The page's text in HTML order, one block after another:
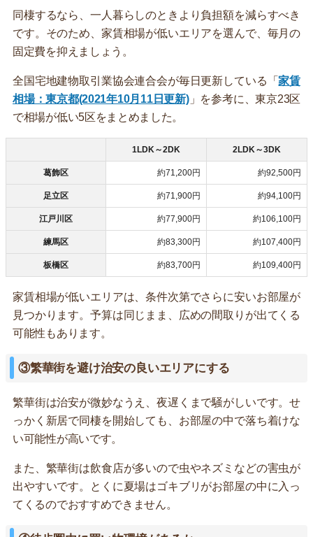
同棲するなら、一人暮らしのときより負担額を減らすべき
です。そのため、家賃相場が低いエリアを選んで、毎月の
固定費を抑えましょう。
全国宅地建物取引業協会連合会が毎日更新している「家賃
相場：東京都(2021年10月11日更新)」を参考に、東京23区
で相場が低い5区をまとめました。
1LDK～2DK 2LDK～3DK
葛飾区 約71,200円 約92,500円
足立区 約71,900円 約94,100円
江戸川区 約77,900円 約106,100円
練馬区 約83,300円 約107,400円
板橋区 約83,700円 約109,400円
家賃相場が低いエリアは、条件次第でさらに安いお部屋が
見つかります。予算は同じまま、広めの間取りが出てくる
可能性もあります。
③繁華街を避け治安の良いエリアにする
繁華街は治安が微妙なうえ、夜遅くまで騒がしいです。せ
っかく新居で同棲を開始しても、お部屋の中で落ち着けな
い可能性が高いです。
また、繁華街は飲食店が多いので虫やネズミなどの害虫が
出やすいです。とくに夏場はゴキブリがお部屋の中に入っ
てくるのでおすすめできません。